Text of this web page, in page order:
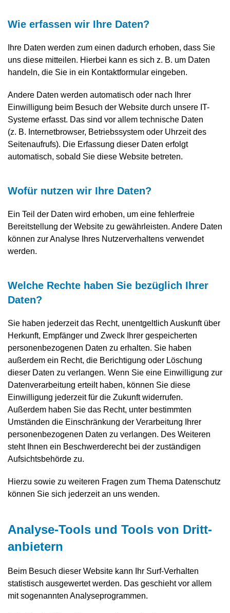
Wie erfassen wir Ihre Daten?
Ihre Daten werden zum einen dadurch erhoben, dass Sie
uns diese mitteilen. Hierbei kann es sich z. B. um Daten
handeln, die Sie in ein Kontaktformular eingeben.
Andere Daten werden automatisch oder nach Ihrer
Einwilligung beim Besuch der Website durch unsere IT-
Systeme erfasst. Das sind vor allem technische Daten
(z. B. Internetbrowser, Betriebssystem oder Uhrzeit des
Seitenaufrufs). Die Erfassung dieser Daten erfolgt
automatisch, sobald Sie diese Website betreten.
Wofür nutzen wir Ihre Daten?
Ein Teil der Daten wird erhoben, um eine fehlerfreie
Bereitstellung der Website zu gewährleisten. Andere Daten
können zur Analyse Ihres Nutzerverhaltens verwendet
werden.
Welche Rechte haben Sie bezüglich Ihrer
Daten?
Sie haben jederzeit das Recht, unentgeltlich Auskunft über
Herkunft, Empfänger und Zweck Ihrer gespeicherten
personenbezogenen Daten zu erhalten. Sie haben
außerdem ein Recht, die Berichtigung oder Löschung
dieser Daten zu verlangen. Wenn Sie eine Einwilligung zur
Datenverarbeitung erteilt haben, können Sie diese
Einwilligung jederzeit für die Zukunft widerrufen.
Außerdem haben Sie das Recht, unter bestimmten
Umständen die Einschränkung der Verarbeitung Ihrer
personenbezogenen Daten zu verlangen. Des Weiteren
steht Ihnen ein Beschwerderecht bei der zuständigen
Aufsichtsbehörde zu.
Hierzu sowie zu weiteren Fragen zum Thema Datenschutz
können Sie sich jederzeit an uns wenden.
Analyse-Tools und Tools von Dritt­
anbietern
Beim Besuch dieser Website kann Ihr Surf-Verhalten
statistisch ausgewertet werden. Das geschieht vor allem
mit sogenannten Analyseprogrammen.